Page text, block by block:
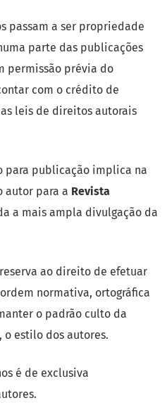
passam a ser propriedade
parte das publicações
permissão prévia do
com o crédito de
leis de direitos autorais
publicação implica na
autor para a Revista
a mais ampla divulgação da
ao direito de efetuar
normativa, ortográfica
o padrão culto da
estilo dos autores.
é de exclusiva